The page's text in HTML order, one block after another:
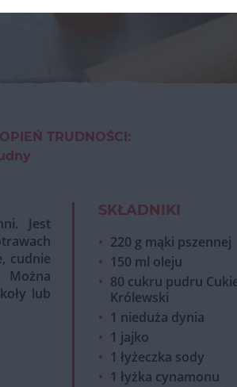
TRUDNOŚCI:
Jest
cudnie
lub
SKŁADNIKI
220 g mąki pszennej
150 ml oleju
80 cukru pudru
Królewski
1 nieduża dynia
1 jajko
1 łyżeczka sody
1 łyżka cynamonu